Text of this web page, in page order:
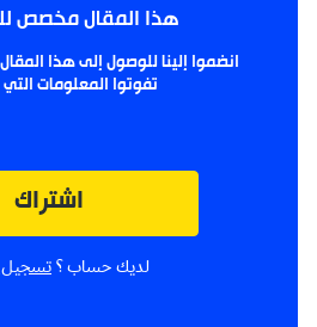
هذا المقال مخصص
انضموا إلينا للوصول إلى هذا
تفوتوا المعلومات
اشتراك
لديك حساب ؟ تسجيل